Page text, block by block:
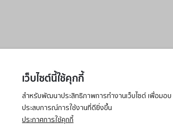
has occurred while loading
เว็บไซต์นี้ใช้คุกกี้
สำหรับพัฒนาประสิทธิภาพการทำงานเว็บไซต์ เพื่อมอบ
ประสบการณ์การใช้งานที่ดียิ่งขึ้น
ประกาศการใช้คุกกี้